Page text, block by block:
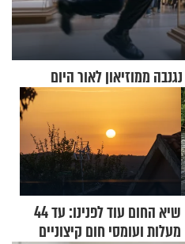
שיא החום עוד לפנינו: עד 44
מעלות ועומסי חום קיצוניים